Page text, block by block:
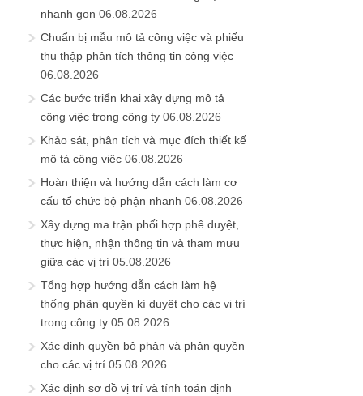
nhanh gọn 06.08.2026
Chuẩn bị mẫu mô tả công việc và phiếu
thu thập phân tích thông tin công việc
06.08.2026
Các bước triển khai xây dựng mô tả
công việc trong công ty 06.08.2026
Khảo sát, phân tích và mục đích thiết kế
mô tả công việc 06.08.2026
Hoàn thiện và hướng dẫn cách làm cơ
cấu tổ chức bộ phận nhanh 06.08.2026
Xây dựng ma trận phối hợp phê duyệt,
thực hiện, nhận thông tin và tham mưu
giữa các vị trí 05.08.2026
Tổng hợp hướng dẫn cách làm hệ
thống phân quyền kí duyệt cho các vị trí
trong công ty 05.08.2026
Xác định quyền bộ phận và phân quyền
cho các vị trí 05.08.2026
Xác định sơ đồ vị trí và tính toán định